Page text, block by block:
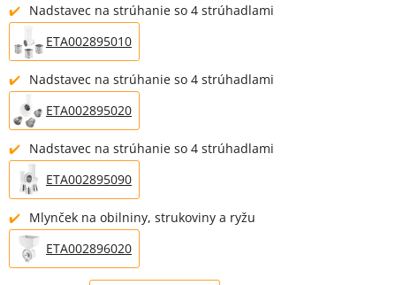
Nadstavec na strúhanie so 4 strúhadlami
ETA002895010
Nadstavec na strúhanie so 4 strúhadlami
ETA002895020
Nadstavec na strúhanie so 4 strúhadlami
ETA002895090
Mlynček na obilniny, strukoviny a ryžu
ETA002896020